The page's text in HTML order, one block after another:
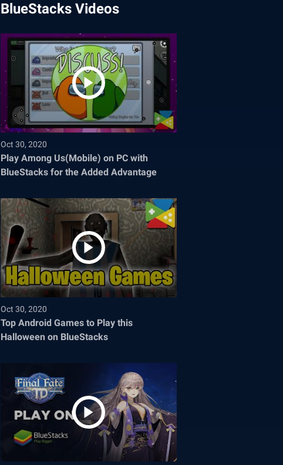
BlueStacks Videos
Oct 30, 2020
Play Among Us(Mobile) on PC with
BlueStacks for the Added Advantage
Oct 30, 2020
Top Android Games to Play this
Halloween on BlueStacks